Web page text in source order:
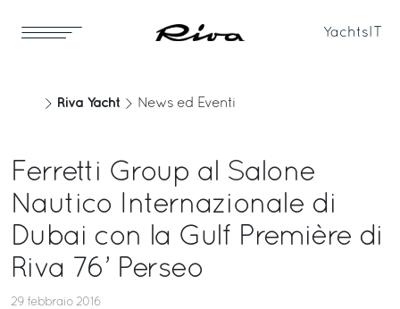
Yachts
Riva Yacht News ed Eventi
Ferretti Group al Salone
Nautico Internazionale di
Dubai con la Gulf Première di
Riva 76’ Perseo
29 febbraio 2016